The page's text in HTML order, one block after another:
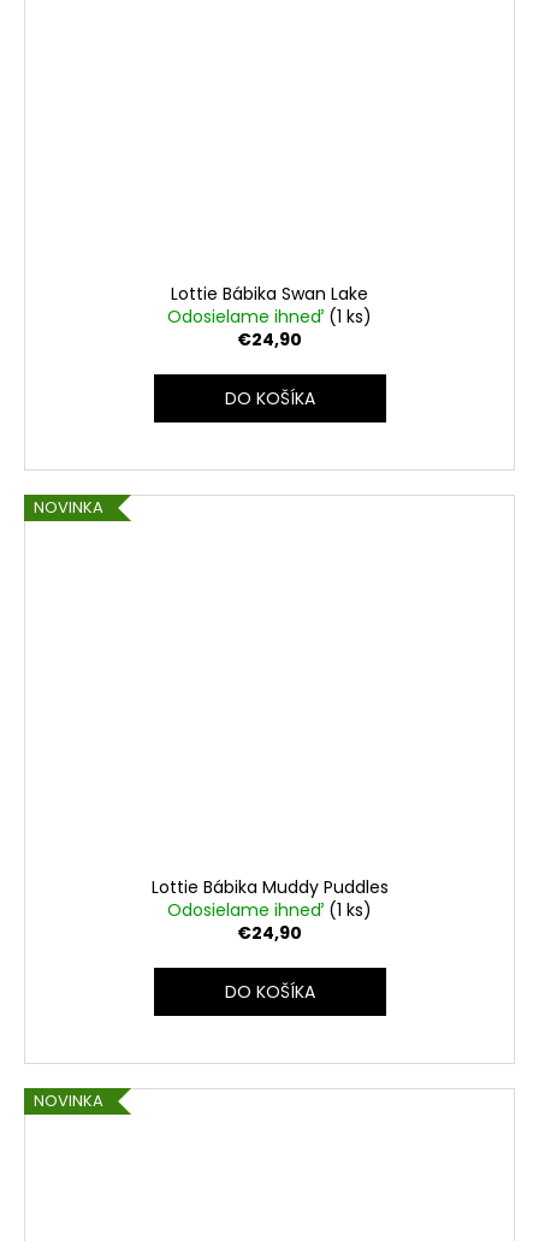
Lottie Bábika Swan Lake
Odosielame ihneď (1 ks)
€24,90
DO KOŠÍKA
NOVINKA
Lottie Bábika Muddy Puddles
Odosielame ihneď (1 ks)
€24,90
DO KOŠÍKA
NOVINKA